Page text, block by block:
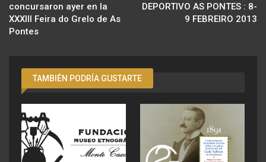
concursaron ayer en la
XXXIII Feira do Grelo de As
Pontes
DEPORTIVO AS PONTES : 8-
9 FEBREIRO 2013
TAMBIÉN PODRÍA GUSTARTE